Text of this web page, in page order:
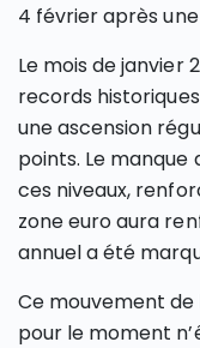
4 février après
Le mois de janvier
records
une ascension
points. Le manque
ces niveaux,
zone euro aura
annuel a été
Ce mouvement
pour le moment